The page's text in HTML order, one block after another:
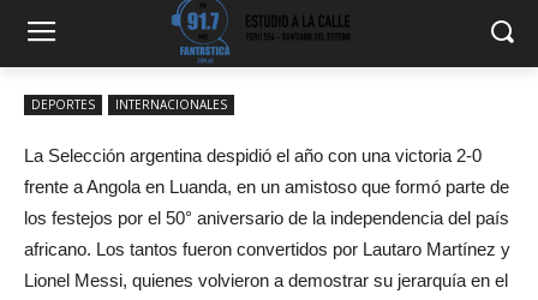
DEPORTES INTERNACIONALES
La Selección argentina despidió el año con una victoria 2-0
frente a Angola en Luanda, en un amistoso que formó parte de
los festejos por el 50° aniversario de la independencia del país
africano. Los tantos fueron convertidos por Lautaro Martínez y
Lionel Messi, quienes volvieron a demostrar su jerarquía en el